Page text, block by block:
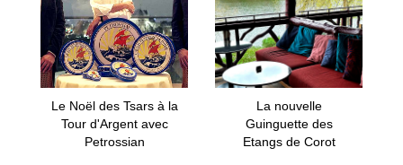
Le Noël des Tsars à la
Tour d'Argent avec
Petrossian
La nouvelle
Guinguette des
Etangs de Corot